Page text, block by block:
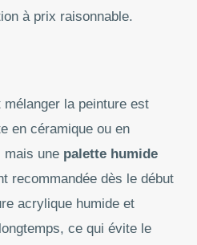
à prix raisonnable.
la peinture est
en céramique ou en
mais une palette humide
recommandée dès le début
acrylique humide et
ce qui évite le